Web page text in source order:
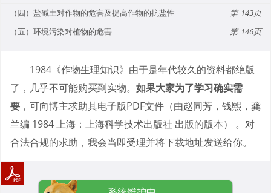
（四）盐碱土对作物的危害及提高作物的抗盐性
143
（五）环境污染对植物的危害
146
1984《作物生理知识》由于是年代较久的资料都绝版
了，几乎不可能购买到实物。 如果大家为了学习确实需
要 ，可向博主求助其电子版PDF文件（由赵同芳，钱熙，龚
兰编 1984 上海：上海科学技术出版社 出版的版本） 。对
合法合规的求助，我会当即受理并将下载地址发送给你。